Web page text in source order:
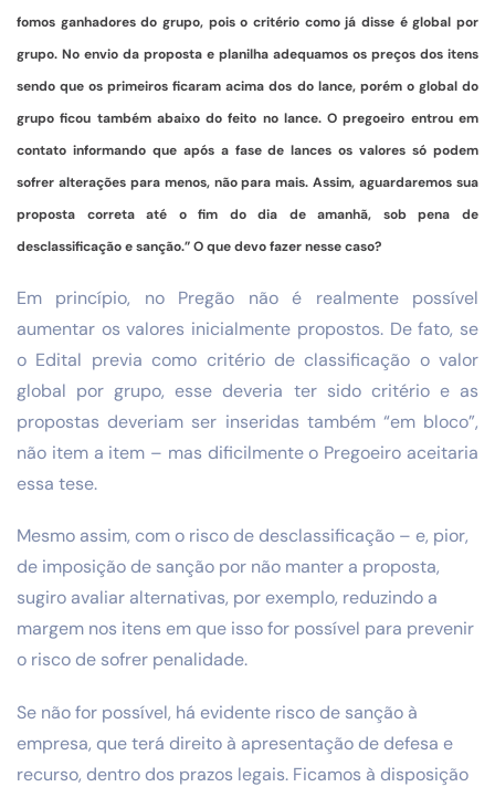
fomos ganhadores do grupo, pois o critério como já disse é global por
grupo. No envio da proposta e planilha adequamos os preços dos itens
sendo que os primeiros ficaram acima dos do lance, porém o global do
grupo ficou também abaixo do feito no lance. O pregoeiro entrou em
contato informando que após a fase de lances os valores só podem
sofrer alterações para menos, não para mais. Assim, aguardaremos sua
proposta correta até o fim do dia de amanhã, sob pena de
desclassificação e sanção.” O que devo fazer nesse caso?
Em princípio, no Pregão não é realmente possível
aumentar os valores inicialmente propostos. De fato, se
o Edital previa como critério de classificação o valor
global por grupo, esse deveria ter sido critério e as
propostas deveriam ser inseridas também “em bloco”,
não item a item – mas dificilmente o Pregoeiro aceitaria
essa tese.
Mesmo assim, com o risco de desclassificação – e, pior,
de imposição de sanção por não manter a proposta,
sugiro avaliar alternativas, por exemplo, reduzindo a
margem nos itens em que isso for possível para prevenir
o risco de sofrer penalidade.
Se não for possível, há evidente risco de sanção à
empresa, que terá direito à apresentação de defesa e
recurso, dentro dos prazos legais. Ficamos à disposição